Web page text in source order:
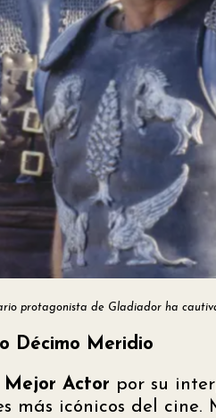
protagonista de Gladiador ha
Décimo Meridio
Mejor Actor por su
más icónicos del cine.